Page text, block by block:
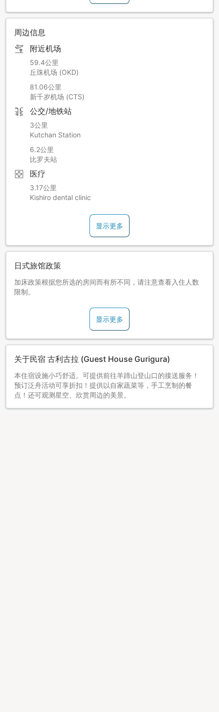
周边信息
附近机场
59.4公里
丘珠机场 (OKD)
81.06公里
新千岁机场 (CTS)
公交/地铁站
3公里
Kutchan Station
6.2公里
比罗夫站
医疗
3.17公里
Kishiro dental clinic
显示更多
日式旅馆政策
加床政策根据您所选的房间而有所不同，请注意查看入住人数
限制。
显示更多
关于民宿 古利古拉 (Guest House Gurigura)
本住宿设施小巧舒适。可提供前往羊蹄山登山口的接送服务！
预订泛舟活动可享折扣！提供以自家蔬菜等，手工烹制的餐
点！还可观测星空、欣赏周边的美景。